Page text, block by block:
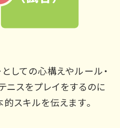
しての心構えやルール・
ニスをプレイをするのに
スキルを伝えます。